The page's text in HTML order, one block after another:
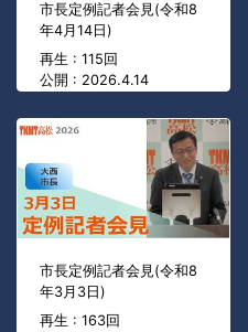
市長定例記者会見(令和8
年4月14日)
再生 : 115回
公開 : 2026.4.14
市長定例記者会見(令和8
年3月3日)
再生 : 163回